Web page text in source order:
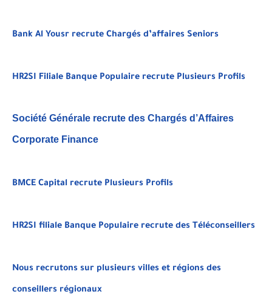
Bank Al Yousr recrute Chargés d’affaires Seniors
HR2SI Filiale Banque Populaire recrute Plusieurs Profils
Société Générale recrute des Chargés d’Affaires
Corporate Finance
BMCE Capital recrute Plusieurs Profils
HR2SI filiale Banque Populaire recrute des Téléconseillers
Nous recrutons sur plusieurs villes et régions des
conseillers régionaux